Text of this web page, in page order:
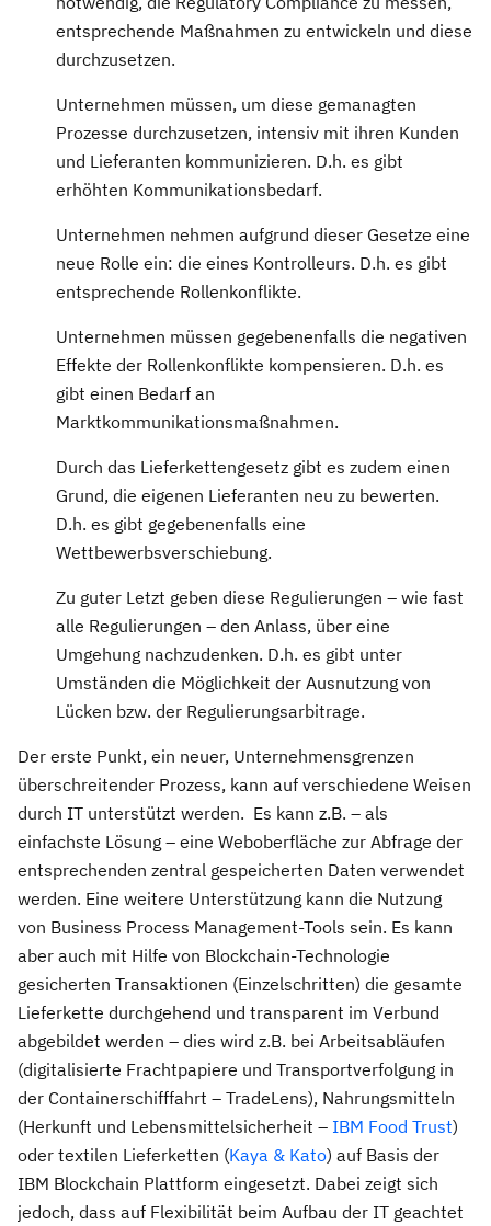
entsprechende Maßnahmen zu entwickeln und diese
durchzusetzen.
Unternehmen müssen, um diese gemanagten
Prozesse durchzusetzen, intensiv mit ihren Kunden
und Lieferanten kommunizieren. D.h. es gibt
erhöhten Kommunikationsbedarf.
Unternehmen nehmen aufgrund dieser Gesetze eine
neue Rolle ein: die eines Kontrolleurs. D.h. es gibt
entsprechende Rollenkonflikte.
Unternehmen müssen gegebenenfalls die negativen
Effekte der Rollenkonflikte kompensieren. D.h. es
gibt einen Bedarf an
Marktkommunikationsmaßnahmen.
Durch das Lieferkettengesetz gibt es zudem einen
Grund, die eigenen Lieferanten neu zu bewerten.
D.h. es gibt gegebenenfalls eine
Wettbewerbsverschiebung.
Zu guter Letzt geben diese Regulierungen – wie fast
alle Regulierungen – den Anlass, über eine
Umgehung nachzudenken. D.h. es gibt unter
Umständen die Möglichkeit der Ausnutzung von
Lücken bzw. der Regulierungsarbitrage.
Der erste Punkt, ein neuer, Unternehmensgrenzen
überschreitender Prozess, kann auf verschiedene Weisen
durch IT unterstützt werden. Es kann z.B. – als
einfachste Lösung – eine Weboberfläche zur Abfrage der
entsprechenden zentral gespeicherten Daten verwendet
werden. Eine weitere Unterstützung kann die Nutzung
von Business Process Management-Tools sein. Es kann
aber auch mit Hilfe von Blockchain-Technologie
gesicherten Transaktionen (Einzelschritten) die gesamte
Lieferkette durchgehend und transparent im Verbund
abgebildet werden – dies wird z.B. bei Arbeitsabläufen
(digitalisierte Frachtpapiere und Transportverfolgung in
der Containerschifffahrt – TradeLens), Nahrungsmitteln
(Herkunft und Lebensmittelsicherheit – IBM Food Trust)
oder textilen Lieferketten (Kaya & Kato) auf Basis der
IBM Blockchain Plattform eingesetzt. Dabei zeigt sich
jedoch, dass auf Flexibilität beim Aufbau der IT geachtet